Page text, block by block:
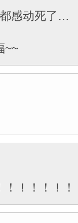
感动死了…
~~
！！！！！！